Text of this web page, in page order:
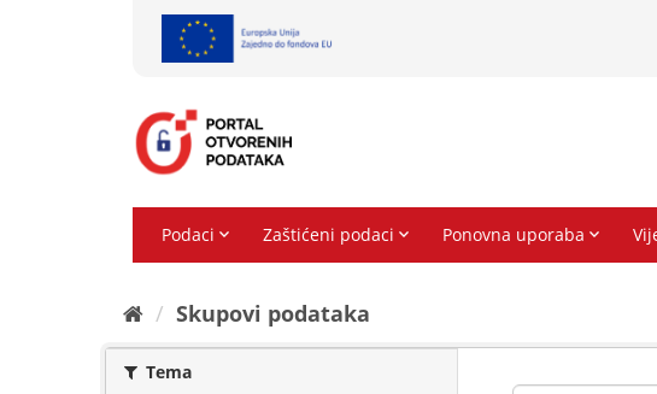
Skupovi podаtаkа
Tema